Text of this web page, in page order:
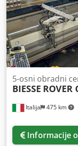
Italija 475 km
5-osni obradni
BIESSE ROVER
Informacije